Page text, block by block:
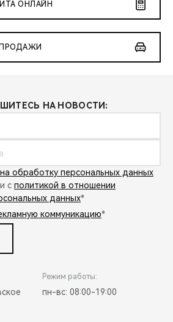
ОНЛАЙН
НА НОВОСТИ:
обработку персональных данных
с политикой в отношении
данных*
коммуникацию*
Режим работы:
пн-вс: 08:00-19:00